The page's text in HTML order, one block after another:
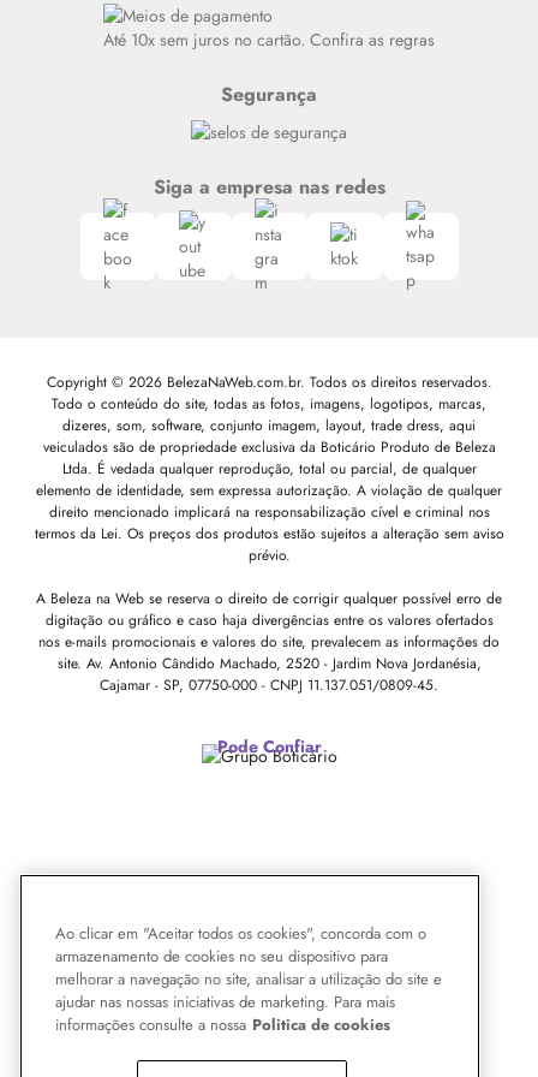
Siga nosso canal no Whatsapp
Até 10x sem juros no cartão. Confira as regras
Segurança
Siga a empresa nas redes
Copyright © 2026 BelezaNaWeb.com.br. Todos os direitos reservados.
Todo o conteúdo do site, todas as fotos, imagens, logotipos, marcas,
dizeres, som, software, conjunto imagem, layout, trade dress, aqui
veiculados são de propriedade exclusiva da Boticário Produto de Beleza
Ltda. É vedada qualquer reprodução, total ou parcial, de qualquer
elemento de identidade, sem expressa autorização. A violação de qualquer
direito mencionado implicará na responsabilização cível e criminal nos
termos da Lei. Os preços dos produtos estão sujeitos a alteração sem aviso
prévio.
A Beleza na Web se reserva o direito de corrigir qualquer possível erro de
digitação ou gráfico e caso haja divergências entre os valores ofertados
nos e-mails promocionais e valores do site, prevalecem as informações do
site. Av. Antonio Cândido Machado, 2520 - Jardim Nova Jordanésia,
Cajamar - SP, 07750-000 - CNPJ 11.137.051/0809-45.
Pode Confiar
Ao clicar em "Aceitar todos os cookies", concorda com o
armazenamento de cookies no seu dispositivo para
melhorar a navegação no site, analisar a utilização do site e
ajudar nas nossas iniciativas de marketing. Para mais
informações consulte a nossa Politica de cookies